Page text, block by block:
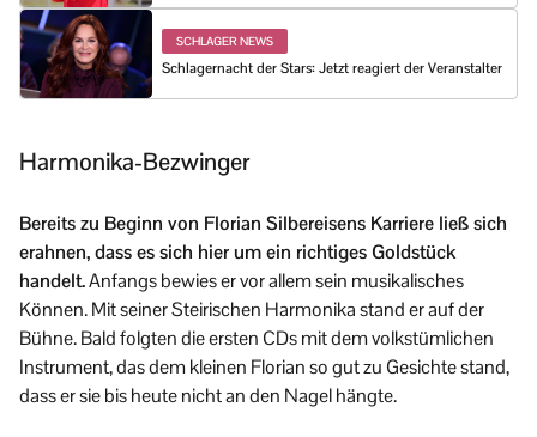
SCHLAGER NEWS
Schlagernacht der Stars: Jetzt reagiert der Veranstalter
Harmonika-Bezwinger
Bereits zu Beginn von Florian Silbereisens Karriere ließ sich
erahnen, dass es sich hier um ein richtiges Goldstück
handelt.Anfangs bewies er vor allem sein musikalisches
Können. Mit seiner Steirischen Harmonika stand er auf der
Bühne. Bald folgten die ersten CDs mit dem volkstümlichen
Instrument, das dem kleinen Florian so gut zu Gesichte stand,
dass er sie bis heute nicht an den Nagel hängte.